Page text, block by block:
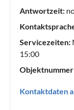
Antwortzeit:
Servicezeiten:
15:00
Kontaktdaten